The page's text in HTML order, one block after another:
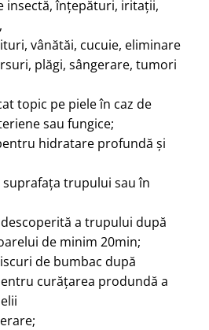
insectă, înţepături, iritaţii,
vânătăi, cucuie, eliminare
plăgi, sângerare, tumori
topic pe piele în caz de
sau fungice;
hidratare profundă şi
suprafaţa trupului sau în
a trupului după
de minim 20min;
de bumbac după
curăţarea produndă a